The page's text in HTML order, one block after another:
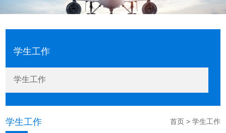
学生工作
学生工作
学生工作 首页> 学生工作